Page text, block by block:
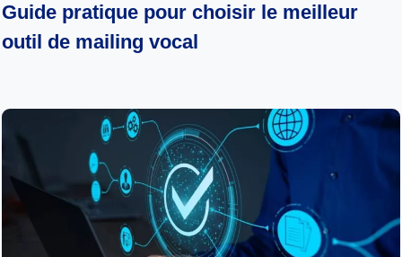
Guide pratique pour choisir le meilleur
outil de mailing vocal